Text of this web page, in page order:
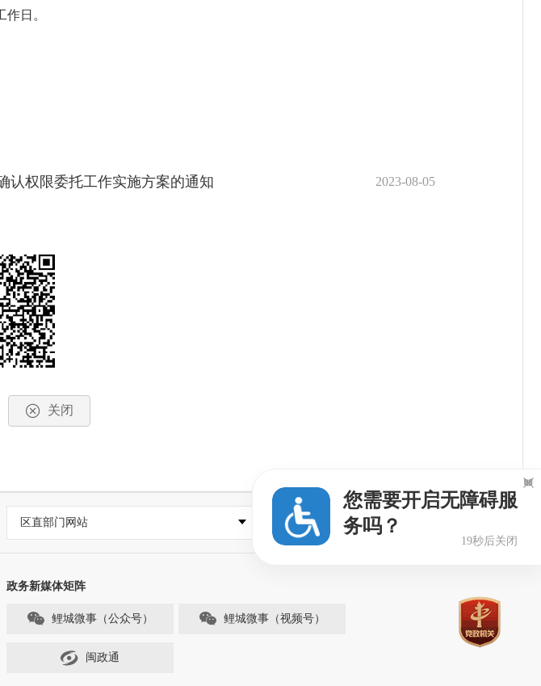
日。
认权限委托工作实施方案的通知 2023-08-05
关闭
区直部门网站 县市区政府
政务新媒体矩阵
鲤城微事（公众号） 鲤城微事（视频号）
闽政通
您需要开启无障碍服
务吗？
18秒后关闭
